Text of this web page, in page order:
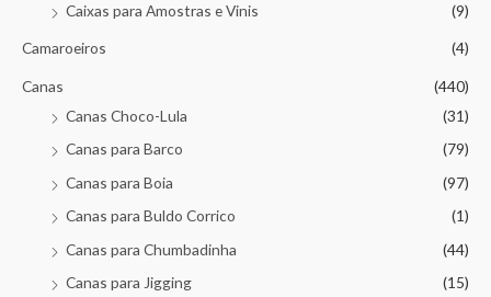
Caixas para Amostras e Vinis
(9)
Camaroeiros (4)
Canas
(440)
Canas Choco-Lula
(31)
Canas para Barco
(79)
Canas para Boia
(97)
Canas para Buldo Corrico
(1)
Canas para Chumbadinha
(44)
Canas para Jigging
(15)